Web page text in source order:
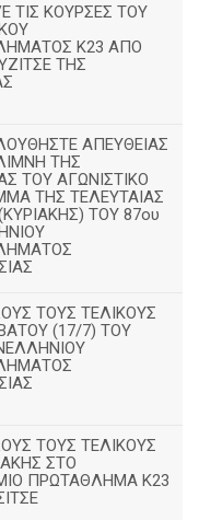
ΤΙΣ ΚΟΥΡΣΕΣ ΤΟΥ
Κ23 ΑΠΟ
ΤΗΣ
ΑΠΕΥΘΕΙΑΣ
ΤΗΣ
ΤΟΥ ΑΓΩΝΙΣΤΙΚΟ
ΤΗΣ ΤΕΛΕΥΤΑΙΑΣ
ΤΟΥ 87ου
ΤΟΥΣ ΤΕΛΙΚΟΥΣ
(17/7) ΤΟΥ
ΤΟΥΣ ΤΕΛΙΚΟΥΣ
ΣΤΟ
ΠΡΩΤΑΘΛΗΜΑ Κ23